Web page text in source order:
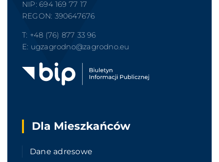
NIP: 694 169 77 17
REGON: 390647676
T: +48 (76) 877 33 96
E: ugzagrodno@zagrodno.eu
Dla Mieszkańców
Dane adresowe